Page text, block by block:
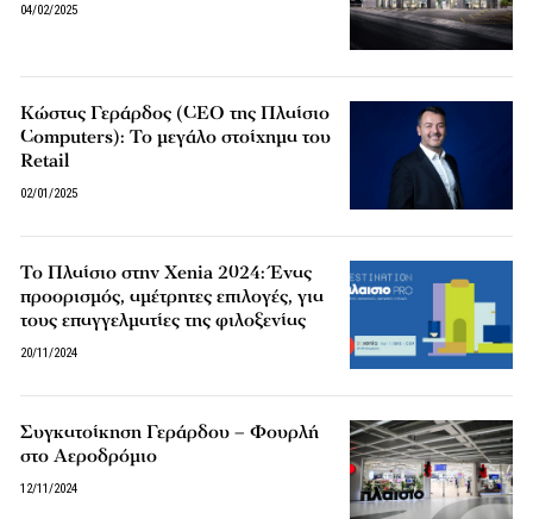
04/02/2025
Κώστας Γεράρδος (CEO της Πλαίσιο
Computers): Το μεγάλο στοίχημα του
Retail
02/01/2025
Το Πλαίσιο στην Xenia 2024: Ένας
προορισμός, αμέτρητες επιλογές, για
τους επαγγελματίες της φιλοξενίας
20/11/2024
Συγκατοίκηση Γεράρδου – Φουρλή
στο Αεροδρόμιο
12/11/2024